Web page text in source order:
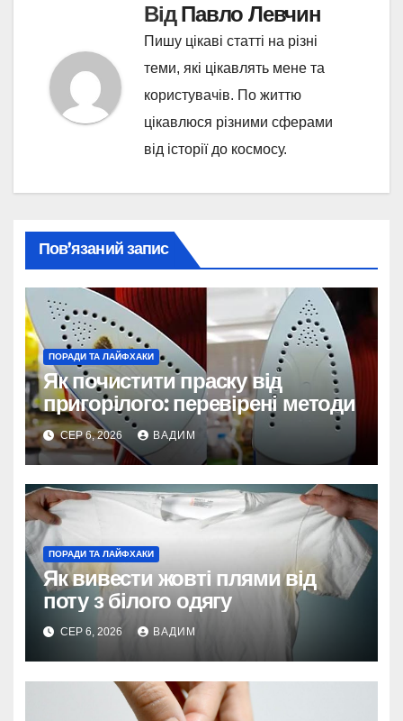
ВідПавло Левчин
Пишу цікаві статті на різні
теми, які цікавлять мене та
користувачів. По життю
цікавлюся різними сферами
від історії до космосу.
Пов’язаний запис
ПОРАДИ ТА ЛАЙФХАКИ
Як почистити праску від
пригорілого: перевірені методи
СЕР 6, 2026 ВАДИМ
ПОРАДИ ТА ЛАЙФХАКИ
Як вивести жовті плями від
поту з білого одягу
СЕР 6, 2026 ВАДИМ